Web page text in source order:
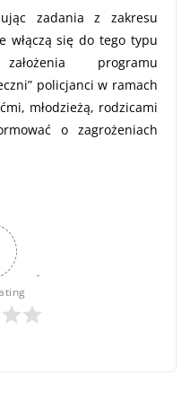
zadania z zakresu
włączą się do tego typu
programu
policjanci w ramach
młodzieżą, rodzicami
o zagrożeniach